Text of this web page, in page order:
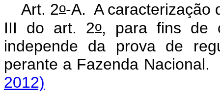
Art. 2o-A. A caracterização
III do art. 2o, para fins de
independe da prova de
perante a Fazenda
2012)